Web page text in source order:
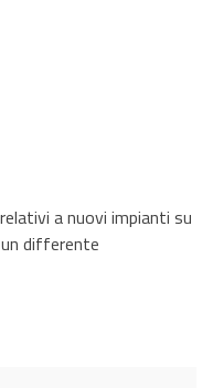
a nuovi impianti su
un differente